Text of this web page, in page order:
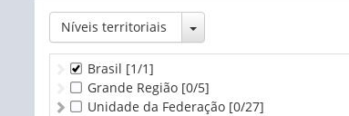
Níveis territoriais Toggle Dropdown
Brasil [1/1]
Grande Região [0/5]
Unidade da Federação [0/27]